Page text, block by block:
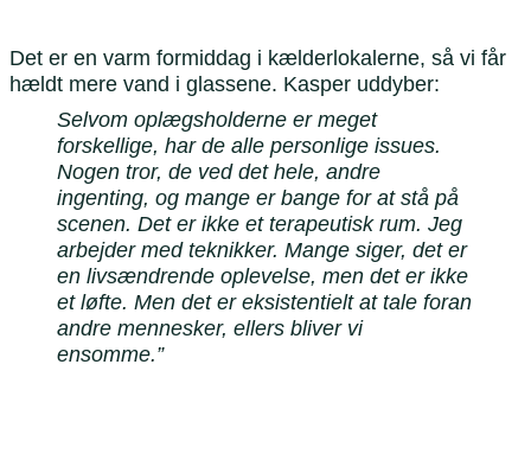
Det er en varm formiddag i kælderlokalerne, så vi får
hældt mere vand i glassene. Kasper uddyber:
Selvom oplægsholderne er meget
forskellige, har de alle personlige issues.
Nogen tror, de ved det hele, andre
ingenting, og mange er bange for at stå på
scenen. Det er ikke et terapeutisk rum. Jeg
arbejder med teknikker. Mange siger, det er
en livsændrende oplevelse, men det er ikke
et løfte. Men det er eksistentielt at tale foran
andre mennesker, ellers bliver vi
ensomme.”